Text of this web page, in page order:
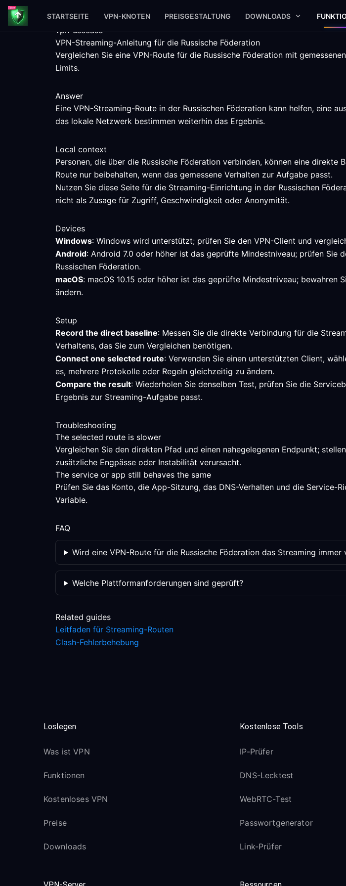
STARTSEITE VPN-KNOTEN PREISGESTALTUNG DOWNLOADS
vpn-usecase
VPN-Streaming-Anleitung für die Russische Föderation
Vergleichen Sie eine VPN-Route für die Russische Föderation mit
Limits.
Answer
Eine VPN-Streaming-Route in der Russischen Föderation kann helfen, eine
das lokale Netzwerk bestimmen weiterhin das Ergebnis.
Local context
Personen, die über die Russische Föderation verbinden, können eine
Route nur beibehalten, wenn das gemessene Verhalten zur Aufgabe passt.
Nutzen Sie diese Seite für die Streaming-Einrichtung in der Russischen
nicht als Zusage für Zugriff, Geschwindigkeit oder Anonymität.
Devices
Windows: Windows wird unterstützt; prüfen Sie den VPN-Client und
Android: Android 7.0 oder höher ist das geprüfte Mindestniveau; prüfen Sie
Russischen Föderation.
macOS: macOS 10.15 oder höher ist das geprüfte Mindestniveau; bewahren
ändern.
Setup
Record the direct baseline: Messen Sie die direkte Verbindung für die
Verhaltens, das Sie zum Vergleichen benötigen.
Connect one selected route: Verwenden Sie einen unterstützten Client,
es, mehrere Protokolle oder Regeln gleichzeitig zu ändern.
Compare the result: Wiederholen Sie denselben Test, prüfen Sie die
Ergebnis zur Streaming-Aufgabe passt.
Troubleshooting
The selected route is slower
Vergleichen Sie den direkten Pfad und einen nahegelegenen Endpunkt;
zusätzliche Engpässe oder Instabilität verursacht.
The service or app still behaves the same
Prüfen Sie das Konto, die App-Sitzung, das DNS-Verhalten und die
Variable.
FAQ
Wird eine VPN-Route für die Russische Föderation das Streaming immer
Welche Plattformanforderungen sind geprüft?
Related guides
Leitfaden für Streaming-Routen
Clash-Fehlerbehebung
Loslegen
Was ist VPN
Funktionen
Kostenloses VPN
Preise
Downloads
Kostenlose Tools
IP-Prüfer
DNS-Lecktest
WebRTC-Test
Passwortgenerator
Link-Prüfer